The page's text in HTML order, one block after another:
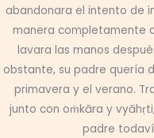
abandonara el intento de
manera completamente
lavara las manos
obstante, su padre quería
primavera y el verano.
junto con oṁkāra y
padre